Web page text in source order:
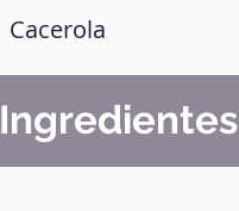
Cacerola
Ingredientes